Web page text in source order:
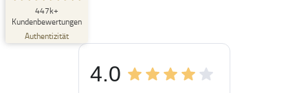
447k+
Kundenbewertungen
Authentizität
SEHR GUT
4,84
/
5,00
3
4.0